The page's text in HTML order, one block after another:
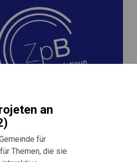
an
für
Themen, die sie